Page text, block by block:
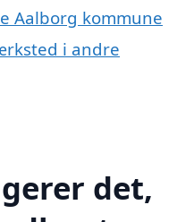
Aalborg kommune
i andre
det,